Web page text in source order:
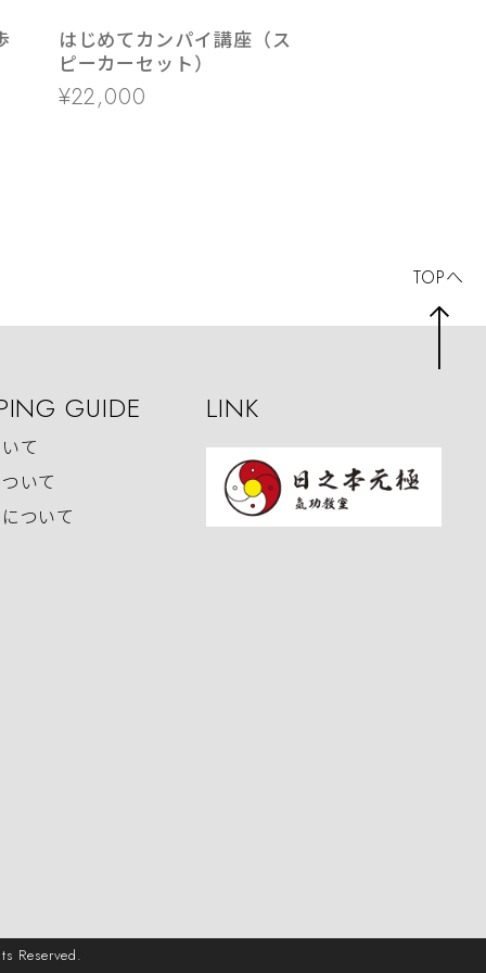
はじめてカンパイ講座（ス
ピーカーセット）
¥22,000
GUIDE
て
いて
ついて
LINK
TOPへ
Reserved.